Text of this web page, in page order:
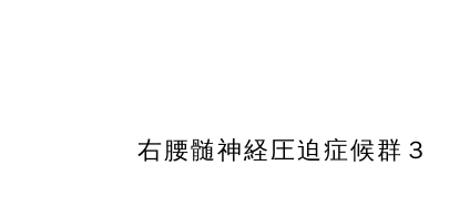
右腰髄神経圧迫症候群３